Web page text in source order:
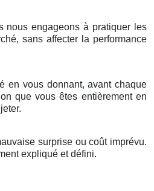
nous engageons à pratiquer les
sans affecter la performance
en vous donnant, avant chaque
que vous êtes entièrement en
surprise ou coût imprévu.
expliqué et défini.